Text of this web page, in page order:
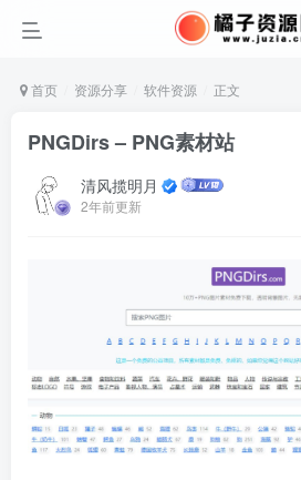
首页 资源分享 软件资源 正文
PNGDirs – PNG素材站
清风揽明月
2年前更新